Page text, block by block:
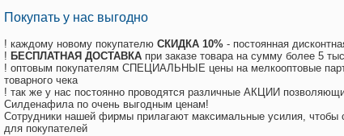
Покупать у нас выгодно
! каждому новому покупателю СКИДКА 10% - постоянная
! БЕСПЛАТНАЯ ДОСТАВКА при заказе товара на сумму более 5
! оптовым покупателям СПЕЦИАЛЬНЫЕ цены на мелкооптовые
товарного чека
! так же у нас постоянно проводятся различные АКЦИИ
Силденафила по очень выгодным ценам!
Cотрудники нашей фирмы прилагают максимальные усилия, чтобы
для покупателей